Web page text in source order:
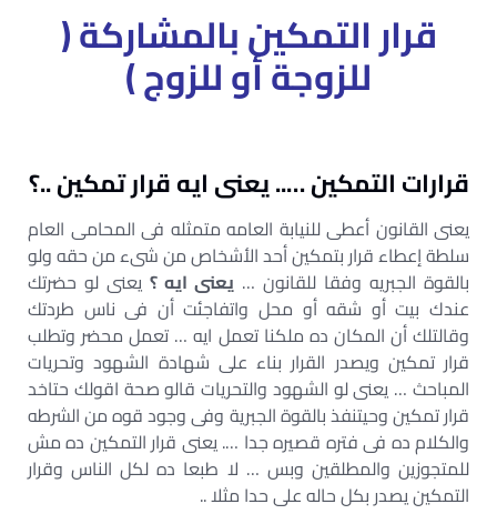
قرار التمكين بالمشاركة (
للزوجة أو للزوج )
قرارات التمكين ….. يعنى ايه قرار تمكين ..؟
يعنى القانون أعطى للنيابة العامه متمثله فى المحامى العام
سلطة إعطاء قرار بتمكين أحد الأشخاص من شىء من حقه ولو
بالقوة الجبريه وفقا للقانون … يعنى ايه ؟ يعنى لو حضرتك
عندك بيت أو شقه أو محل واتفاجئت أن فى ناس طردتك
وقالتلك أن المكان ده ملكنا تعمل ايه … تعمل محضر وتطلب
قرار تمكين ويصدر القرار بناء على شهادة الشهود وتحريات
المباحث … يعنى لو الشهود والتحريات قالو صحة اقولك حتاخد
قرار تمكين وحيتنفذ بالقوة الجبرية وفى وجود قوه من الشرطه
والكلام ده فى فتره قصيره جدا …. يعنى قرار التمكين ده مش
للمتجوزين والمطلقين وبس … لا طبعا ده لكل الناس وقرار
التمكين يصدر بكل حاله على حدا مثلا ..